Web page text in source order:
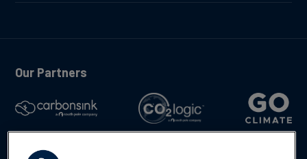
Our Partners